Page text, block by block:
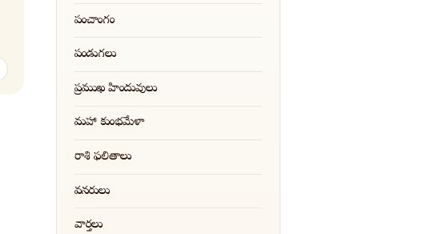
పంచాంగం
పండుగలు
ప్రముఖ హిందువులు
మహా కుంభమేళా
రాశి ఫలితాలు
వనరులు
వార్తలు